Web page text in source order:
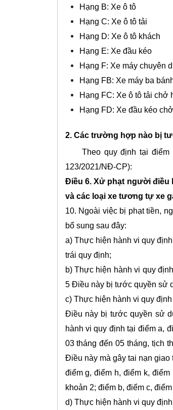
Hạng B: Xe ô tô
Hạng C: Xe ô tô tải
Hạng D: Xe ô tô khách
Hạng E: Xe đầu kéo
Hạng F: Xe máy chuyên
Hạng FB: Xe máy ba
Hạng FC: Xe ô tô tải chở
Hạng FD: Xe đầu kéo
2. Các trường hợp nào bị
Theo quy định tại
123/2021/NĐ-CP):
Điều 6. Xử phạt người điều
và các loại xe tương tự xe
10. Ngoài việc bị phạt tiền,
bổ sung sau đây:
a) Thực hiện hành vi quy
trái quy định;
b) Thực hiện hành vi quy
5 Điều này bị tước quyền sử
c) Thực hiện hành vi quy
Điều này bị tước quyền sử
hành vi quy định tại điểm a,
03 tháng đến 05 tháng, tịch
Điều này mà gây tai nạn
điểm g, điểm h, điểm k,
khoản 2; điểm b, điểm c,
d) Thực hiện hành vi quy